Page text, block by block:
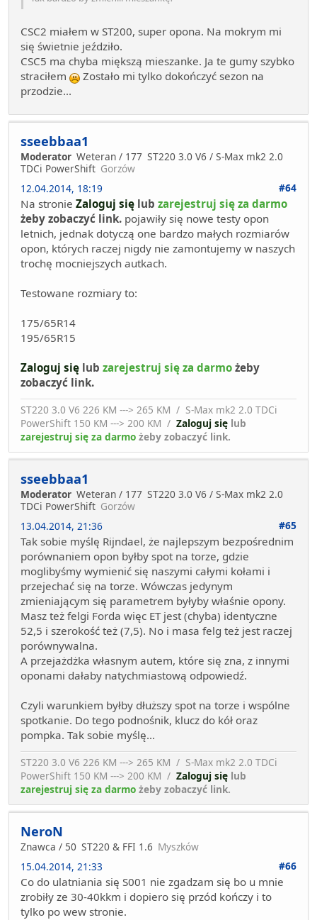
CSC2 miałem w ST200, super opona. Na mokrym mi
się świetnie jeździło.
CSC5 ma chyba miększą mieszanke. Ja te gumy szybko
straciłem
Zostało mi tylko dokończyć sezon na
przodzie...
sseebbaa1
Moderator Weteran / 177 ST220 3.0 V6 / S-Max mk2 2.0
TDCi PowerShift Gorzów
12.04.2014, 18:19
#64
Na stronie Zaloguj się lub zarejestruj się za darmo
żeby zobaczyć link. pojawiły się nowe testy opon
letnich, jednak dotyczą one bardzo małych rozmiarów
opon, których raczej nigdy nie zamontujemy w naszych
trochę mocniejszych autkach.
Testowane rozmiary to:
175/65R14
195/65R15
Zaloguj się lub zarejestruj się za darmo żeby
zobaczyć link.
ST220 3.0 V6 226 KM ---> 265 KM / S-Max mk2 2.0 TDCi
PowerShift 150 KM ---> 200 KM / Zaloguj się lub
zarejestruj się za darmo żeby zobaczyć link.
sseebbaa1
Moderator Weteran / 177 ST220 3.0 V6 / S-Max mk2 2.0
TDCi PowerShift Gorzów
13.04.2014, 21:36
#65
Tak sobie myślę Rijndael, że najlepszym bezpośrednim
porównaniem opon byłby spot na torze, gdzie
moglibyśmy wymienić się naszymi całymi kołami i
przejechać się na torze. Wówczas jedynym
zmieniającym się parametrem byłyby właśnie opony.
Masz też felgi Forda więc ET jest (chyba) identyczne
52,5 i szerokość też (7,5). No i masa felg też jest raczej
porównywalna.
A przejażdżka własnym autem, które się zna, z innymi
oponami dałaby natychmiastową odpowiedź.
Czyli warunkiem byłby dłuższy spot na torze i wspólne
spotkanie. Do tego podnośnik, klucz do kół oraz
pompka. Tak sobie myślę...
ST220 3.0 V6 226 KM ---> 265 KM / S-Max mk2 2.0 TDCi
PowerShift 150 KM ---> 200 KM / Zaloguj się lub
zarejestruj się za darmo żeby zobaczyć link.
NeroN
Znawca / 50 ST220 & FFI 1.6 Myszków
15.04.2014, 21:33
#66
Co do ulatniania się S001 nie zgadzam się bo u mnie
zrobiły ze 30-40kkm i dopiero się przód kończy i to
tylko po wew stronie.